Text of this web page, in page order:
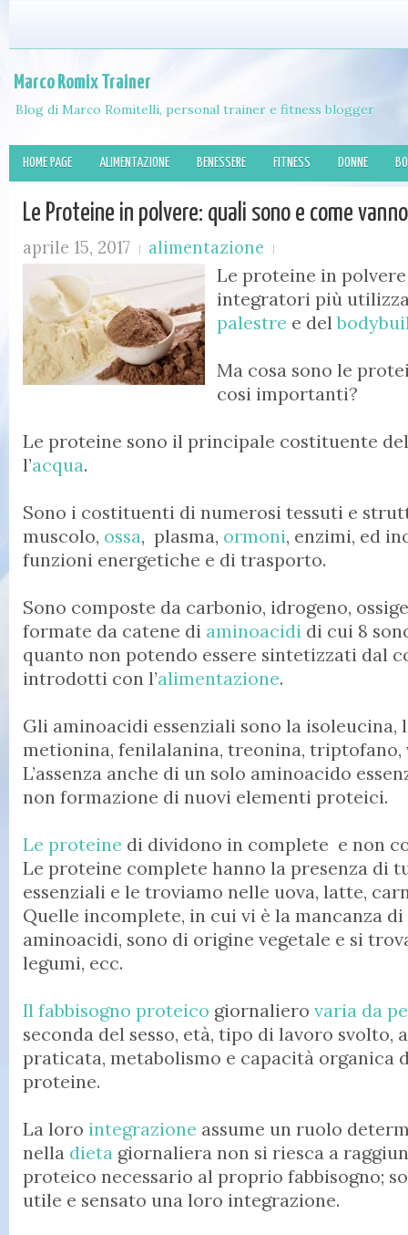
Marco Romix Trainer
Blog di Marco Romitelli, personal trainer e fitness blogger
HOME PAGE ALIMENTAZIONE BENESSERE FITNESS DONNE
Le Proteine in polvere: quali sono e come
aprile 15, 2017 alimentazione
Le proteine in
integratori più
palestre e del
Ma cosa sono le
cosi importanti?
Le proteine sono il principale costituente
l’acqua.
Sono i costituenti di numerosi tessuti e
muscolo, ossa, plasma, ormoni, enzimi, ed
funzioni energetiche e di trasporto.
Sono composte da carbonio, idrogeno,
formate da catene di aminoacidi di cui 8
quanto non potendo essere sintetizzati dal
introdotti con l’alimentazione.
Gli aminoacidi essenziali sono la isoleucina,
metionina, fenilalanina, treonina, triptofano,
L’assenza anche di un solo aminoacido
non formazione di nuovi elementi proteici.
Le proteine di dividono in complete e non
Le proteine complete hanno la presenza di
essenziali e le troviamo nelle uova, latte,
Quelle incomplete, in cui vi è la mancanza
aminoacidi, sono di origine vegetale e si
legumi, ecc.
Il fabbisogno proteico giornaliero varia da
seconda del sesso, età, tipo di lavoro svolto,
praticata, metabolismo e capacità organica
proteine.
La loro integrazione assume un ruolo
nella dieta giornaliera non si riesca a
proteico necessario al proprio fabbisogno;
utile e sensato una loro integrazione.